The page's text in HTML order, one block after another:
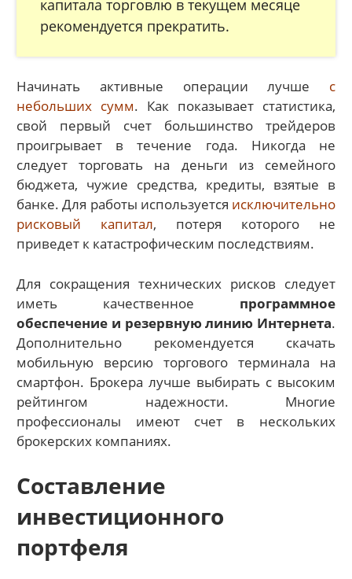
капитала торговлю в текущем месяце
рекомендуется прекратить.
Начинать активные операции лучше с
небольших сумм. Как показывает статистика,
свой первый счет большинство трейдеров
проигрывает в течение года. Никогда не
следует торговать на деньги из семейного
бюджета, чужие средства, кредиты, взятые в
банке. Для работы используется исключительно
рисковый капитал, потеря которого не
приведет к катастрофическим последствиям.
Для сокращения технических рисков следует
иметь качественное программное
обеспечение и резервную линию Интернета.
Дополнительно рекомендуется скачать
мобильную версию торгового терминала на
смартфон. Брокера лучше выбирать с высоким
рейтингом надежности. Многие
профессионалы имеют счет в нескольких
брокерских компаниях.
Составление
инвестиционного
портфеля